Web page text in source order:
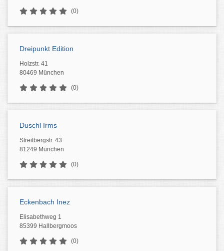
(0)
Dreipunkt Edition
Holzstr. 41
80469 München
(0)
Duschl Irms
Streitbergstr. 43
81249 München
(0)
Eckenbach Inez
Elisabethweg 1
85399 Hallbergmoos
(0)